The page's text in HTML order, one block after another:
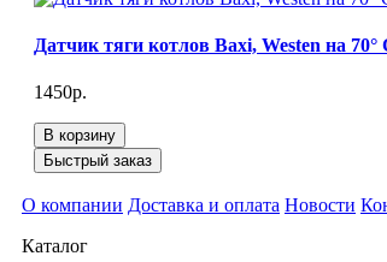
Датчик тяги котлов Baxi, Westen на 70°
1450р.
В корзину
Быстрый заказ
О компании Доставка и оплата Новости
Каталог